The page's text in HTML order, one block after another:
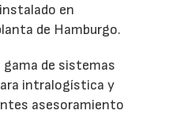
en
de Hamburgo.
gama de sistemas
intralogística y
asesoramiento